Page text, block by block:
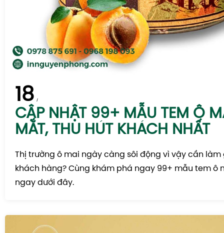
18
CẬP NHẬT 99+ MẪU TEM Ô
MẮT, THU HÚT KHÁCH NHẤT
Thị trường ô mai ngày càng sôi động vì vậy cần làm
khách hàng? Cùng khám phá ngay 99+ mẫu tem ô
ngay dưới đây.